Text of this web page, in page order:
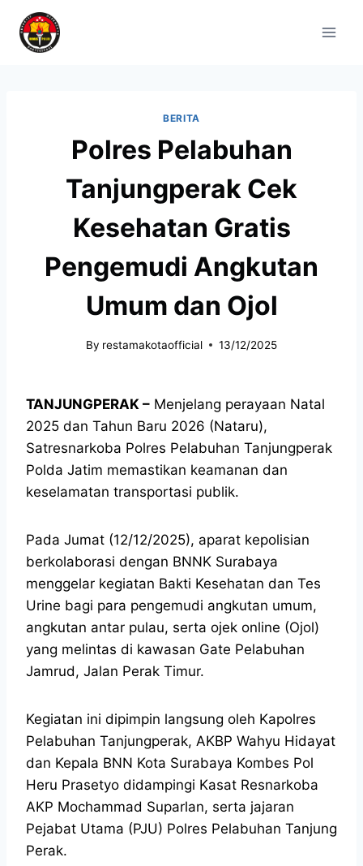
BERITA
Polres Pelabuhan
Tanjungperak Cek
Kesehatan Gratis
Pengemudi Angkutan
Umum dan Ojol
By restamakotaofficial 13/12/2025
TANJUNGPERAK – Menjelang perayaan Natal
2025 dan Tahun Baru 2026 (Nataru),
Satresnarkoba Polres Pelabuhan Tanjungperak
Polda Jatim memastikan keamanan dan
keselamatan transportasi publik.
Pada Jumat (12/12/2025), aparat kepolisian
berkolaborasi dengan BNNK Surabaya
menggelar kegiatan Bakti Kesehatan dan Tes
Urine bagi para pengemudi angkutan umum,
angkutan antar pulau, serta ojek online (Ojol)
yang melintas di kawasan Gate Pelabuhan
Jamrud, Jalan Perak Timur.
Kegiatan ini dipimpin langsung oleh Kapolres
Pelabuhan Tanjungperak, AKBP Wahyu Hidayat
dan Kepala BNN Kota Surabaya Kombes Pol
Heru Prasetyo didampingi Kasat Resnarkoba
AKP Mochammad Suparlan, serta jajaran
Pejabat Utama (PJU) Polres Pelabuhan Tanjung
Perak.